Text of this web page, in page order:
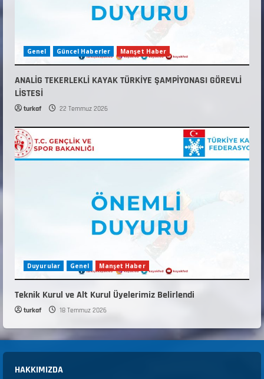
Genel Güncel Haberler Manşet Haber
ANALİG TEKERLEKLİ KAYAK TÜRKİYE ŞAMPİYONASI GÖREVLİ
LİSTESİ
turkaf 22 Temmuz 2026
Duyurular Genel Manşet Haber
Teknik Kurul ve Alt Kurul Üyelerimiz Belirlendi
turkaf 18 Temmuz 2026
HAKKIMIZDA